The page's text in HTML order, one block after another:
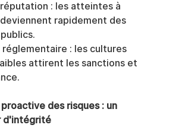
: les atteintes à
rapidement des
: les cultures
attirent les sanctions et
des risques : un
d'intégrité